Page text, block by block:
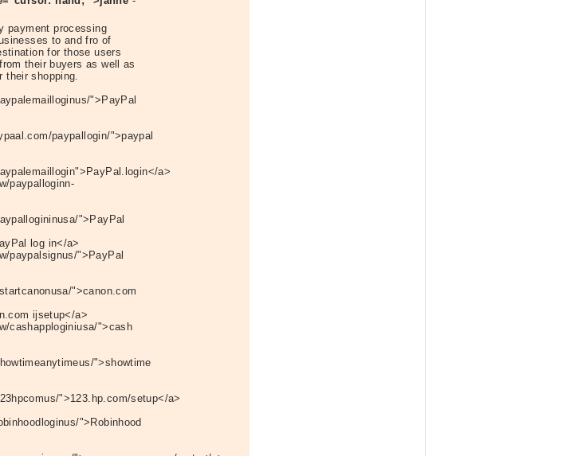
payment processing
to and fro of
for those users
their buyers as well as
their shopping.
">PayPal
paypallogin/">paypal
a>
paypalloginn-
">PayPal
log in</a>
paypalsignus/">PayPal
">canon.com
ijsetup</a>
cashapploginiusa/">cash
">showtime
">123.hp.com/setup</a>
">Robinhood